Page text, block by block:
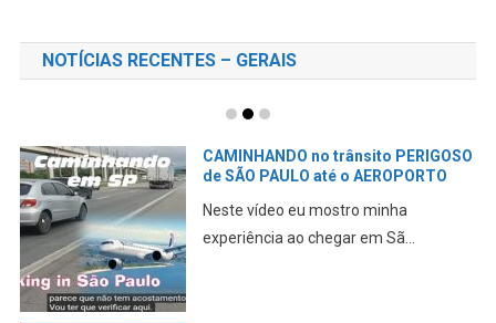
NOTÍCIAS RECENTES – GERAIS
CAMINHANDO no trânsito PERIGOSO
de SÃO PAULO até o AEROPORTO
Neste vídeo eu mostro minha
experiência ao chegar em Sã...